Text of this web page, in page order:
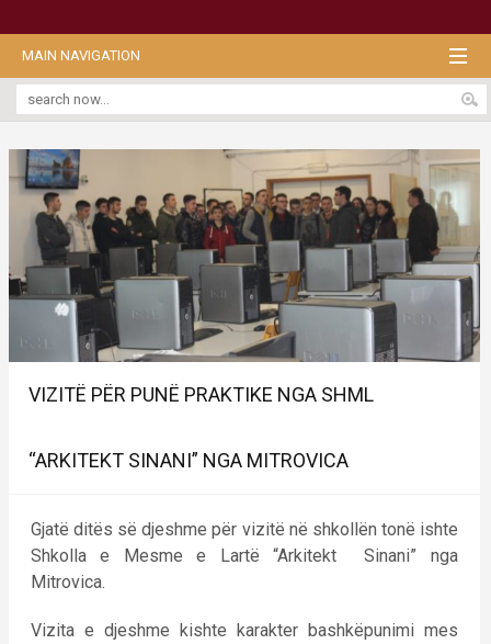
MAIN NAVIGATION
VIZITË PËR PUNË PRAKTIKE NGA SHML
“ARKITEKT SINANI” NGA MITROVICA
Gjatë ditës së djeshme për vizitë në shkollën tonë ishte
Shkolla e Mesme e Lartë “Arkitekt Sinani” nga
Mitrovica.
Vizita e djeshme kishte karakter bashkëpunimi mes